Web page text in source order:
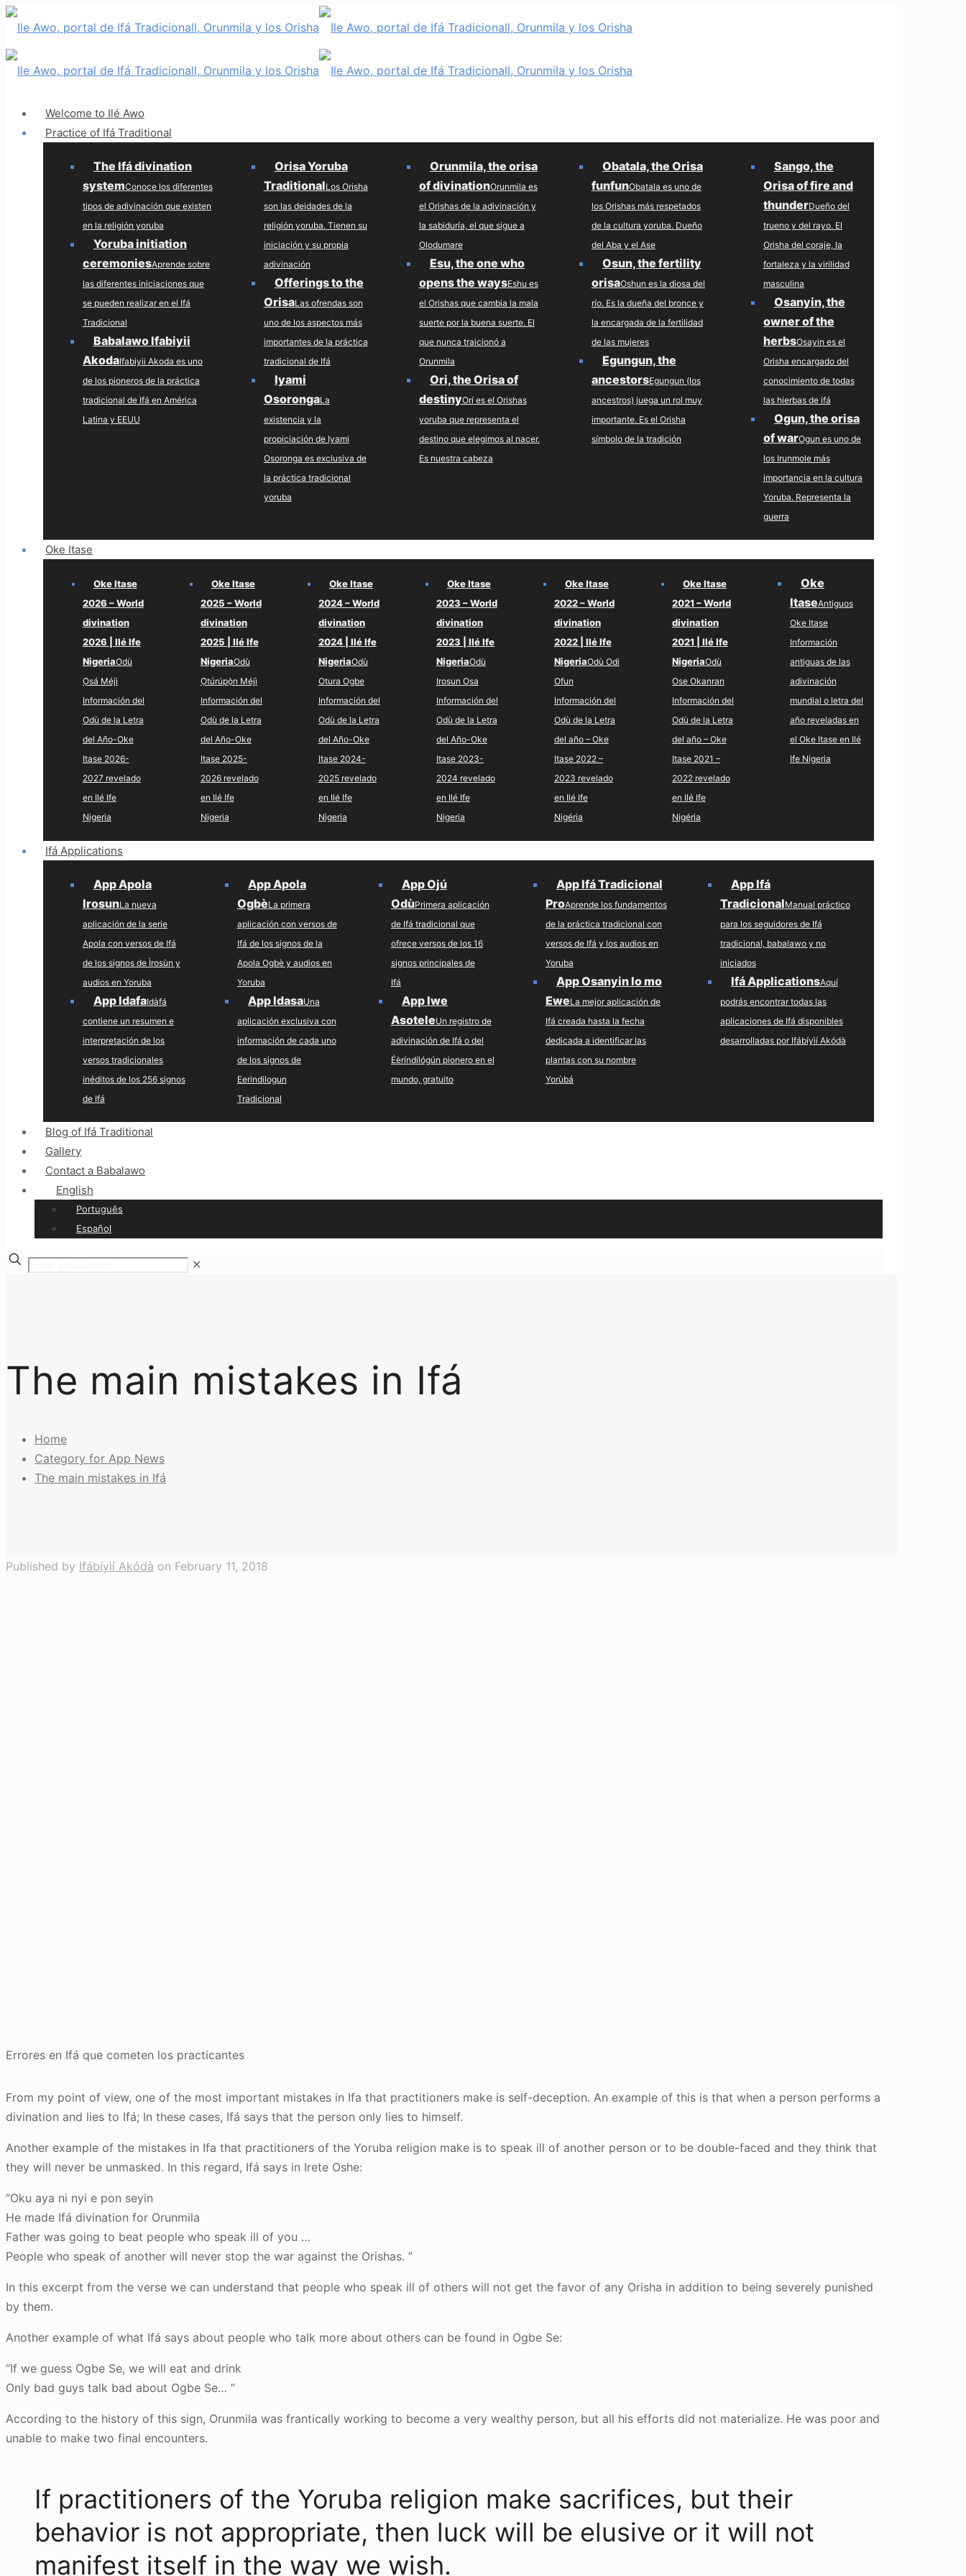
Welcome to Ilé Awo
Practice of Ifá Traditional
The Ifá divination
systemConoce los diferentes
tipos de adivinación que existen
en la religión yoruba
Yoruba initiation
ceremoniesAprende sobre
las diferentes iniciaciones que
se pueden realizar en el Ifá
Tradicional
Babalawo Ifabiyii
AkodaIfabiyii Akoda es uno
de los pioneros de la práctica
tradicional de Ifá en América
Latina y EEUU
Orisa Yoruba
TraditionalLos Orisha
son las deidades de la
religión yoruba. Tienen su
iniciación y su propia
adivinación
Offerings to the
OrisaLas ofrendas son
uno de los aspectos más
importantes de la práctica
tradicional de Ifá
Iyami
OsorongaLa
existencia y la
propiciación de Iyami
Osoronga es exclusiva de
la práctica tradicional
yoruba
Orunmila, the orisa
of divinationOrunmila es
el Orishas de la adivinación y
la sabiduría, el que sigue a
Olodumare
Esu, the one who
opens the waysEshu es
el Orishas que cambia la mala
suerte por la buena suerte. El
que nunca traicionó a
Orunmila
Ori, the Orisa of
destinyOrí es el Orishas
yoruba que representa el
destino que elegimos al nacer.
Es nuestra cabeza
Obatala, the Orisa
funfunObatala es uno de
los Orishas más respetados
de la cultura yoruba. Dueño
del Aba y el Ase
Osun, the fertility
orisaOshun es la diosa del
río. Es la dueña del bronce y
la encargada de la fertilidad
de las mujeres
Egungun, the
ancestorsEgungun (los
ancestros) juega un rol muy
importante. Es el Orisha
símbolo de la tradición
Sango, the
Orisa of fire and
thunderDueño del
trueno y del rayo. El
Orisha del coraje, la
fortaleza y la virilidad
masculina
Osanyin, the
owner of the
herbsOsayin es el
Orisha encargado del
conocimiento de todas
las hierbas de ifá
Ogun, the orisa
of warOgun es uno de
los Irunmole más
importancia en la cultura
Yoruba. Representa la
guerra
Oke Itase
Oke Itase
2026 – World
divination
2026 | Ilé Ife
NigeriaOdù
Ọ̀sá Méjì
Información del
Odù de la Letra
del Año-Oke
Itase 2026-
2027 revelado
en Ilé Ife
Nigeria
Oke Itase
2025 – World
divination
2025 | Ilé Ife
NigeriaOdù
Ọ̀túrúpọ̀n Méjì
Información del
Odù de la Letra
del Año-Oke
Itase 2025-
2026 revelado
en Ilé Ife
Nigeria
Oke Itase
2024 – World
divination
2024 | Ilé Ife
NigeriaOdù
Otura Ogbe
Información del
Odù de la Letra
del Año-Oke
Itase 2024-
2025 revelado
en Ilé Ife
Nigeria
Oke Itase
2023 – World
divination
2023 | Ilé Ife
NigeriaOdù
Irosun Osa
Información del
Odù de la Letra
del Año-Oke
Itase 2023-
2024 revelado
en Ilé Ife
Nigeria
Oke Itase
2022 – World
divination
2022 | Ilé Ife
NigeriaOdù Odi
Ofun
Información del
Odù de la Letra
del año – Oke
Itase 2022 –
2023 revelado
en Ilé Ife
Nigéria
Oke Itase
2021 – World
divination
2021 | Ilé Ife
NigeriaOdù
Ose Okanran
Información del
Odù de la Letra
del año – Oke
Itase 2021 –
2022 revelado
en Ilé Ife
Nigéria
Oke
ItaseAntiguos
Oke Itase
Información
antiguas de las
adivinación
mundial o letra del
año reveladas en
el Oke Itase en Ilé
Ife Nigeria
Ifá Applications
App Apola
IrosunLa nueva
aplicación de la serie
Apola con versos de Ifá
de los signos de Ìrosùn y
audios en Yoruba
App IdafaIdàfá
contiene un resumen e
interpretación de los
versos tradicionales
inéditos de los 256 signos
de Ifá
App Apola
OgbèLa primera
aplicación con versos de
Ifá de los signos de la
Apola Ogbè y audios en
Yoruba
App IdasaUna
aplicación exclusiva con
información de cada uno
de los signos de
Eerindilogun
Tradicional
App Ojú
OdùPrimera aplicación
de Ifá tradicional que
ofrece versos de los 16
signos principales de
Ifá
App Iwe
AsoteleUn registro de
adivinación de Ifá o del
Éèríndílógún pionero en el
mundo, gratuito
App Ifá Tradicional
ProAprende los fundamentos
de la práctica tradicional con
versos de Ifá y los audios en
Yoruba
App Osanyin lo mo
EweLa mejor aplicación de
Ifá creada hasta la fecha
dedicada a identificar las
plantas con su nombre
Yorùbá
App Ifá
TradicionalManual práctico
para los seguidores de Ifá
tradicional, babalawo y no
iniciados
Ifá ApplicationsAquí
podrás encontrar todas las
aplicaciones de Ifá disponibles
desarrolladas por Ifábíyìí Akódà
Blog of Ifá Traditional
Gallery
Contact a Babalawo
English
Português
Español
✕
The main mistakes in Ifá
Home
Category for App News
The main mistakes in Ifá
Published by Ifábíyìí Akódà on February 11, 2018
Errores en Ifá que cometen los practicantes
From my point of view, one of the most important mistakes in Ifa that practitioners make is self-deception. An example of this is that when a person performs a
divination and lies to Ifá; In these cases, Ifá says that the person only lies to himself.
Another example of the mistakes in Ifa that practitioners of the Yoruba religion make is to speak ill of another person or to be double-faced and they think that
they will never be unmasked. In this regard, Ifá says in Irete Oshe:
“Oku aya ni nyi e pon seyin
He made Ifá divination for Orunmila
Father was going to beat people who speak ill of you …
People who speak of another will never stop the war against the Orishas. ”
In this excerpt from the verse we can understand that people who speak ill of others will not get the favor of any Orisha in addition to being severely punished
by them.
Another example of what Ifá says about people who talk more about others can be found in Ogbe Se:
“If we guess Ogbe Se, we will eat and drink
Only bad guys talk bad about Ogbe Se… ”
According to the history of this sign, Orunmila was frantically working to become a very wealthy person, but all his efforts did not materialize. He was poor and
unable to make two final encounters.
If practitioners of the Yoruba religion make sacrifices, but their
behavior is not appropriate, then luck will be elusive or it will not
manifest itself in the way we wish.